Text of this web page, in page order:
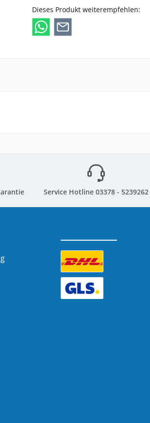
Dieses Produkt weiterempfehlen:
Service Hotline 03378 - 5239262
Benutzerdefiniertes Bild 1